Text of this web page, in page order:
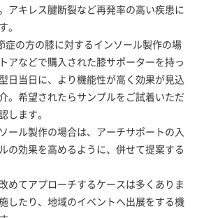
アキレス腱断裂など再発率の高い疾患に
。
症の方の膝に対するインソール製作の場
アなどで購入された膝サポーターを持っ
日当日に、より機能性が高く効果が見込
。希望されたらサンプルをご試着いただ
します。
ール製作の場合は、アーチサポートの入
の効果を高めるように、併せて提案する
めてアプローチするケースは多くありま
したり、地域のイベントへ出展をする機